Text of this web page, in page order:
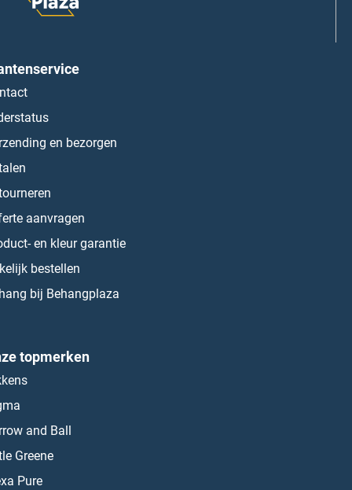
en bezorgen
aanvragen
en kleur garantie
bestellen
bij Behangplaza
topmerken
and Ball
Greene
Pure